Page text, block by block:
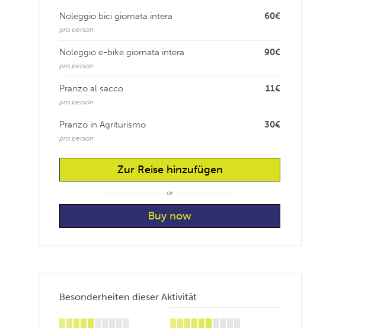
60€
Noleggio bici giornata intera
pro person
90€
Noleggio e-bike giornata intera
pro person
11€
Pranzo al sacco
pro person
30€
Pranzo in Agriturismo
pro person
Zur Reise hinzufügen
or
Besonderheiten dieser Aktivität